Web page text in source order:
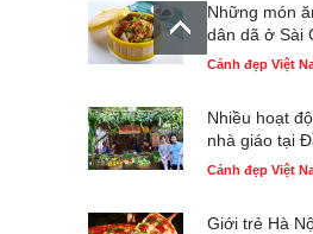
Những món
dân dã ở Sài
Cảnh đẹp Việt
Nhiều hoạt
nhà giáo tại
Cảnh đẹp Việt
Giới trẻ Hà